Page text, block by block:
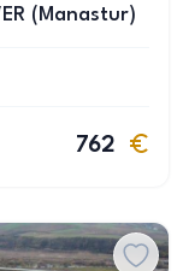
(Manastur)
762